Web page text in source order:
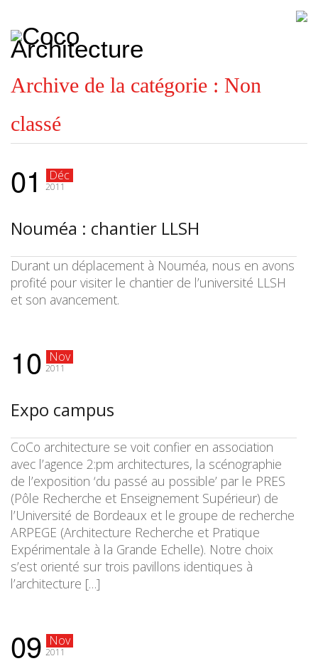
Architecture
architecture,
urbanisme,
etc.
Archive de la catégorie : Non
classé
01 Déc
2011
Nouméa : chantier LLSH
Durant un déplacement à Nouméa, nous en avons
profité pour visiter le chantier de l’université LLSH
et son avancement.
10 Nov
2011
Expo campus
CoCo architecture se voit confier en association
avec l’agence 2:pm architectures, la scénographie
de l’exposition ‘du passé au possible’ par le PRES
(Pôle Recherche et Enseignement Supérieur) de
l’Université de Bordeaux et le groupe de recherche
ARPEGE (Architecture Recherche et Pratique
Expérimentale à la Grande Echelle). Notre choix
s’est orienté sur trois pavillons identiques à
l’architecture […]
09 Nov
2011